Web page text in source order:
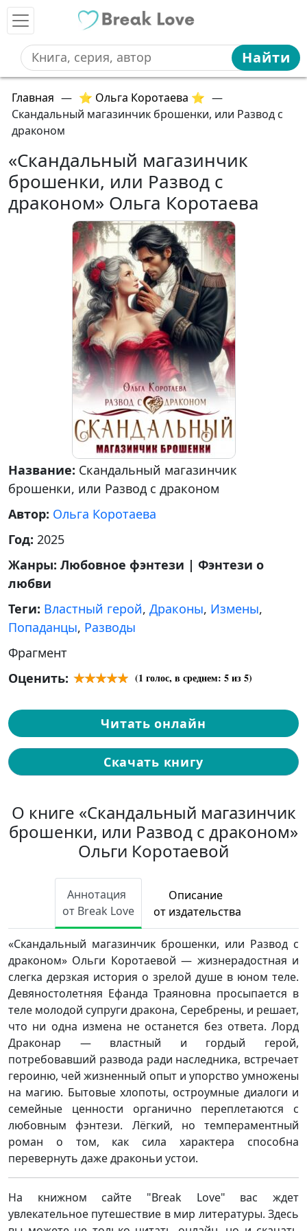
Найти
Главная — ⭐ Ольга Коротаева ⭐ —
Скандальный магазинчик брошенки, или Развод с
драконом
«Скандальный магазинчик
брошенки, или Развод с
драконом» Ольга Коротаева
Название: Скандальный магазинчик
брошенки, или Развод с драконом
Автор: Ольга Коротаева
Год: 2025
Жанры: Любовное фэнтези | Фэнтези о
любви
Теги: Властный герой, Драконы, Измены,
Попаданцы, Разводы
Фрагмент
Оценить:
(1 голос, в среднем: 5из 5)
Читать онлайн
Скачать книгу
О книге «Скандальный магазинчик
брошенки, или Развод с драконом»
Ольги Коротаевой
Аннотация
от Break Love
Описание
от издательства
«Скандальный магазинчик брошенки, или Развод с
драконом» Ольги Коротаевой — жизнерадостная и
слегка дерзкая история о зрелой душе в юном теле.
Девяностолетняя Ефанда Траяновна просыпается в
теле молодой супруги дракона, Серебрены, и решает,
что ни одна измена не останется без ответа. Лорд
Драконар — властный и гордый герой,
потребовавший развода ради наследника, встречает
героиню, чей жизненный опыт и упорство умножены
на магию. Бытовые хлопоты, остроумные диалоги и
семейные ценности органично переплетаются с
любовным фэнтези. Лёгкий, но темпераментный
роман о том, как сила характера способна
перевернуть даже драконьи устои.
На книжном сайте "Break Love" вас ждет
увлекательное путешествие в мир литературы. Здесь